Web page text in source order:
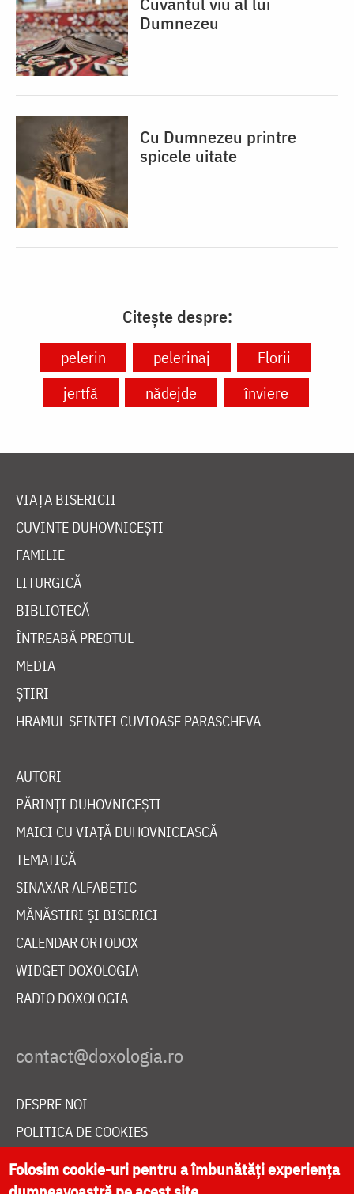
Dumnezeu
Cu Dumnezeu printre
spicele uitate
Citește despre:
pelerin pelerinaj
Florii
jertfă
nădejde înviere
VIAȚA BISERICII
CUVINTE DUHOVNICEȘTI
FAMILIE
LITURGICĂ
BIBLIOTECĂ
ÎNTREABĂ PREOTUL
MEDIA
ȘTIRI
HRAMUL SFINTEI CUVIOASE PARASCHEVA
AUTORI
PĂRINȚI DUHOVNICEȘTI
MAICI CU VIAȚĂ DUHOVNICEASCĂ
TEMATICĂ
SINAXAR ALFABETIC
MĂNĂSTIRI ȘI BISERICI
CALENDAR ORTODOX
WIDGET DOXOLOGIA
RADIO DOXOLOGIA
DESPRE NOI
POLITICA DE COOKIES
DONEAZĂ ONLINE PENTRU CATEDRALA NAȚIONALĂ
Folosim cookie-uri pentru a îmbunătăți experiența